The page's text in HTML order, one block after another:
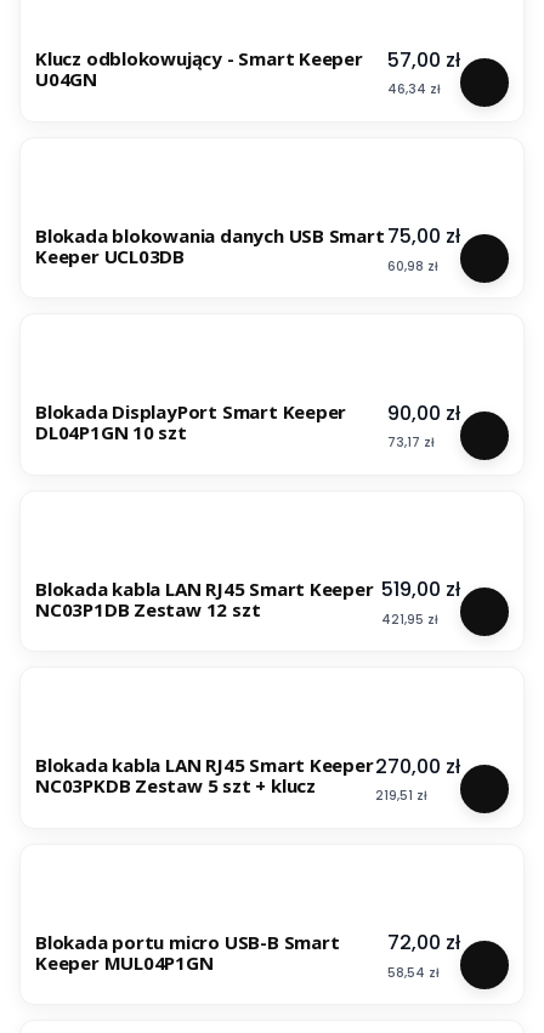
Klucz odblokowujący - Smart Keeper
U04GN
Cena
57,00 zł
Cena
46,34 zł
Blokada blokowania danych USB Smart
Keeper UCL03DB
Cena
75,00 zł
Cena
60,98 zł
Blokada DisplayPort Smart Keeper
DL04P1GN 10 szt
Cena
90,00 zł
Cena
73,17 zł
Blokada kabla LAN RJ45 Smart Keeper
NC03P1DB Zestaw 12 szt
Cena
519,00 zł
Cena
421,95 zł
Blokada kabla LAN RJ45 Smart Keeper
NC03PKDB Zestaw 5 szt + klucz
Cena
270,00 zł
Cena
219,51 zł
Blokada portu micro USB-B Smart
Keeper MUL04P1GN
Cena
72,00 zł
Cena
58,54 zł